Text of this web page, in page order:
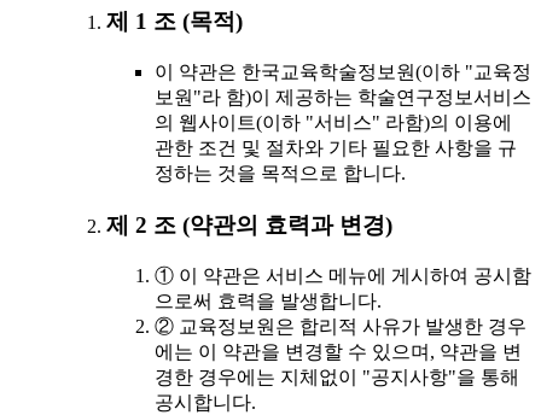
제 1 조 (목적)
이 약관은 한국교육학술정보원(이하 "교육정
보원"라 함)이 제공하는 학술연구정보서비스
의 웹사이트(이하 "서비스" 라함)의 이용에
관한 조건 및 절차와 기타 필요한 사항을 규
정하는 것을 목적으로 합니다.
제 2 조 (약관의 효력과 변경)
① 이 약관은 서비스 메뉴에 게시하여 공시함
으로써 효력을 발생합니다.
② 교육정보원은 합리적 사유가 발생한 경우
에는 이 약관을 변경할 수 있으며, 약관을 변
경한 경우에는 지체없이 "공지사항"을 통해
공시합니다.